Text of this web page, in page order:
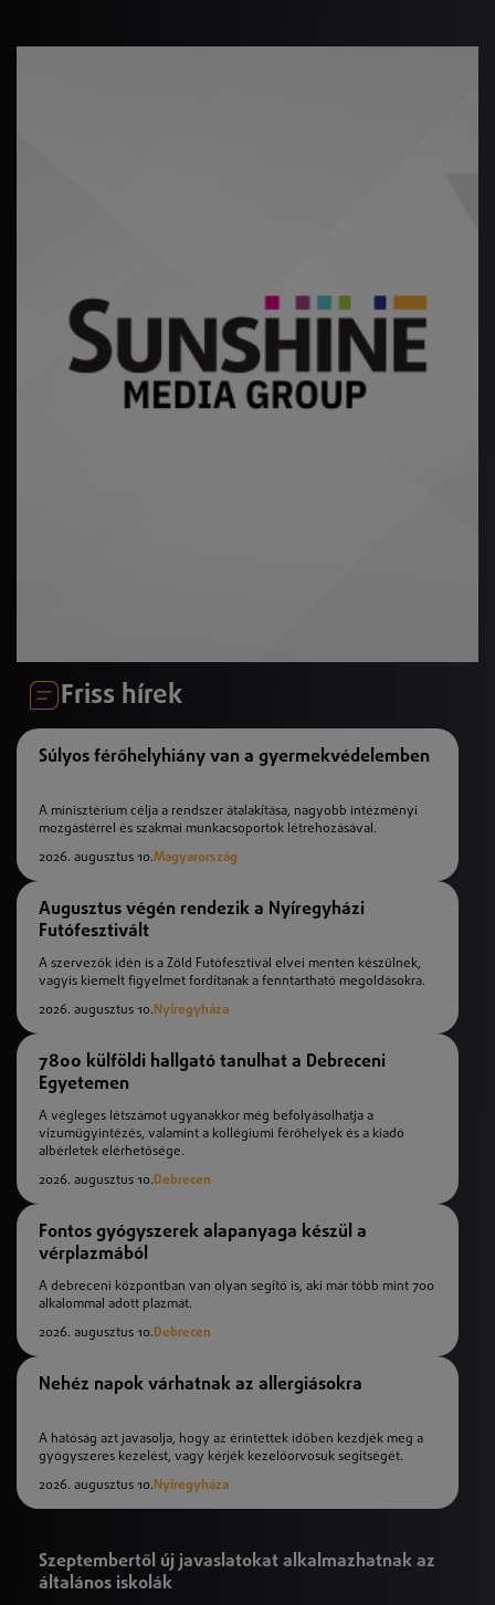
Friss hírek
Súlyos férőhelyhiány van a gyermekvédelemben
A minisztérium célja a rendszer átalakítása, nagyobb intézményi
mozgástérrel és szakmai munkacsoportok létrehozásával.
2026. augusztus 10.Magyarország
Augusztus végén rendezik a Nyíregyházi
Futófesztivált
A szervezők idén is a Zöld Futófesztivál elvei mentén készülnek,
vagyis kiemelt figyelmet fordítanak a fenntartható megoldásokra.
2026. augusztus 10. Nyíregyháza
7800 külföldi hallgató tanulhat a Debreceni
Egyetemen
A végleges létszámot ugyanakkor még befolyásolhatja a
vízumügyintézés, valamint a kollégiumi férőhelyek és a kiadó
albérletek elérhetősége.
2026. augusztus 10.Debrecen
Fontos gyógyszerek alapanyaga készül a
vérplazmából
A debreceni központban van olyan segítő is, aki már több mint 700
alkalommal adott plazmát.
2026. augusztus 10.Debrecen
Nehéz napok várhatnak az allergiásokra
A hatóság azt javasolja, hogy az érintettek időben kezdjék meg a
gyógyszeres kezelést, vagy kérjék kezelőorvosuk segítségét.
2026. augusztus 10. Nyíregyháza
Szeptembertől új javaslatokat alkalmazhatnak az
általános iskolák